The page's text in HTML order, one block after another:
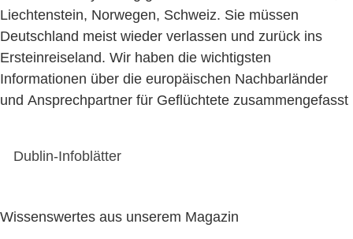
Liechtenstein, Norwegen, Schweiz. Sie müssen
Deutschland meist wieder verlassen und zurück ins
Ersteinreiseland. Wir haben die wichtigsten
Informationen über die europäischen Nachbarländer
und Ansprechpartner für Geflüchtete zusammengefasst
Dublin-Infoblätter
Wissenswertes aus unserem Magazin